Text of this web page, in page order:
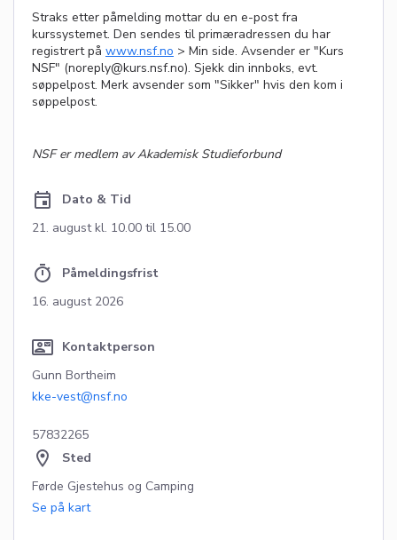
Straks etter påmelding mottar du en e-post fra
kurssystemet. Den sendes til primæradressen du har
registrert på www.nsf.no > Min side. Avsender er "Kurs
NSF" (noreply@kurs.nsf.no). Sjekk din innboks, evt.
søppelpost. Merk avsender som "Sikker" hvis den kom i
søppelpost.
NSF er medlem av Akademisk Studieforbund
event
Dato & Tid
21. augustkl. 10.00 til 15.00
timer
Påmeldingsfrist
16. august 2026
contact_mail Kontaktperson
Gunn Bortheim
kke-vest@nsf.no
57832265
location_on
Sted
Førde Gjestehus og Camping
Se på kart